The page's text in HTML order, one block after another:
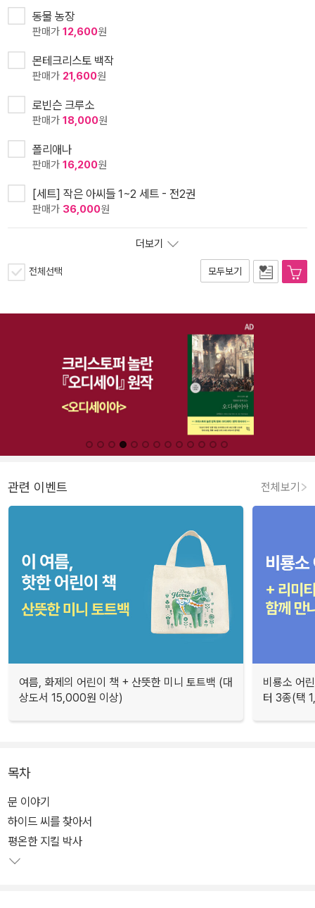
동물 농장
판매가 12,600원
몬테크리스토 백작
판매가 21,600원
로빈슨 크루소
판매가 18,000원
폴리애나
판매가 16,200원
[세트] 작은 아씨들 1~2 세트 - 전2권
판매가 36,000원
더보기
전체선택 모두보기
관련 이벤트 전체보기
여름, 화제의 어린이 책 + 산뜻한 미니 토트백 (대
상도서 15,000원 이상)
비룡소 어
터 3종(택
목차
문 이야기
하이드 씨를 찾아서
평온한 지킬 박사